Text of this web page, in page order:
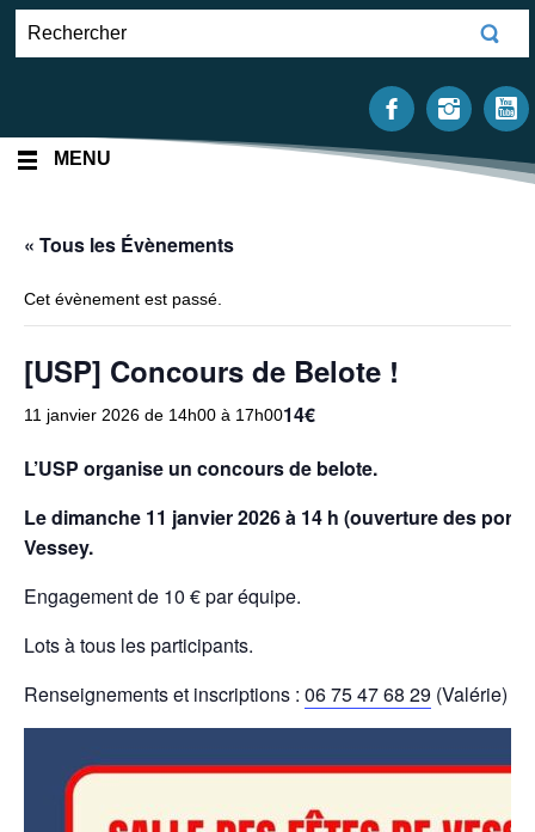
MENU
« Tous les Évènements
Cet évènement est passé.
[USP] Concours de Belote !
11 janvier 2026 de 14h00 à 17h0014€
L’USP organise un concours de belote.
Le dimanche 11 janvier 2026 à 14 h (ouverture des
Vessey.
Engagement de 10 € par équipe.
Lots à tous les participants.
Renseignements et inscriptions : 06 75 47 68 29 (Valérie)